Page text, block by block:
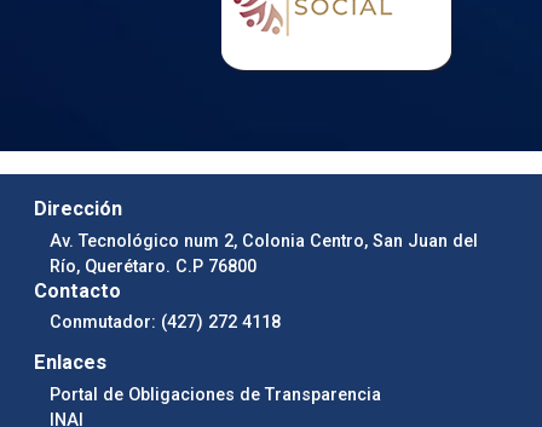
Dirección
Av. Tecnológico num 2, Colonia Centro, San Juan del
Río, Querétaro. C.P 76800
Contacto
Conmutador: (427) 272 4118
Enlaces
Portal de Obligaciones de Transparencia
INAI